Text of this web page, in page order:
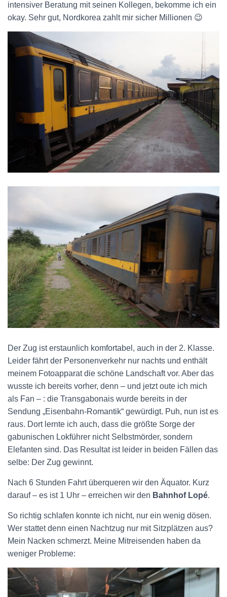
intensiver Beratung mit seinen Kollegen, bekomme ich ein
okay. Sehr gut, Nordkorea zahlt mir sicher Millionen 😉
Der Zug ist erstaunlich komfortabel, auch in der 2. Klasse.
Leider fährt der Personenverkehr nur nachts und enthält
meinem Fotoapparat die schöne Landschaft vor. Aber das
wusste ich bereits vorher, denn – und jetzt oute ich mich
als Fan – : die Transgabonais wurde bereits in der
Sendung „Eisenbahn-Romantik“ gewürdigt. Puh, nun ist es
raus. Dort lernte ich auch, dass die größte Sorge der
gabunischen Lokführer nicht Selbstmörder, sondern
Elefanten sind. Das Resultat ist leider in beiden Fällen das
selbe: Der Zug gewinnt.
Nach 6 Stunden Fahrt überqueren wir den Äquator. Kurz
darauf – es ist 1 Uhr – erreichen wir den Bahnhof Lopé.
So richtig schlafen konnte ich nicht, nur ein wenig dösen.
Wer stattet denn einen Nachtzug nur mit Sitzplätzen aus?
Mein Nacken schmerzt. Meine Mitreisenden haben da
weniger Probleme: